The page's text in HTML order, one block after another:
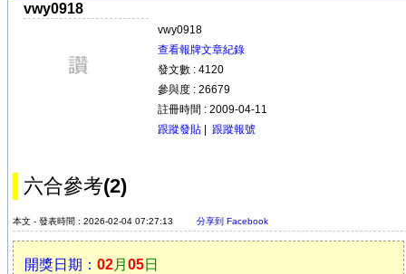
vwy0918
vwy0918
查看報牌文章紀錄
發文數 : 4120
參與度 : 26679
註冊時間 : 2009-04-11
跟蹤發貼
跟蹤報號
六合參考(2)
本文 - 發表時間 : 2026-02-04 07:27:13 分享到 Facebook
開獎日期： 02月 05日